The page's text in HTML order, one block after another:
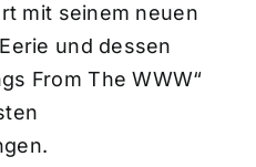
mit seinem neuen
und dessen
From The WWW“